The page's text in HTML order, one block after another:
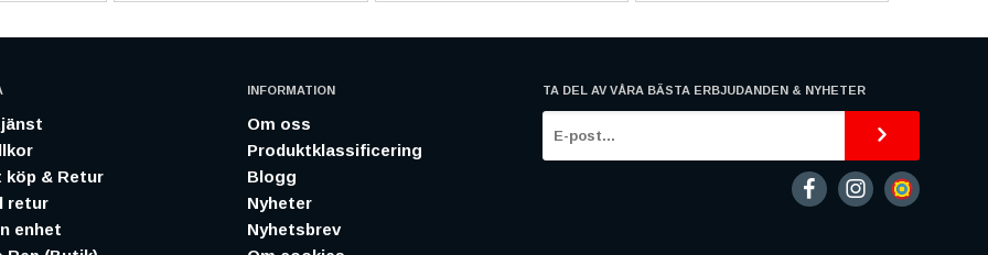
köp & Retur
retur
enhet
INFORMATION
Om oss
Produktklassificering
Blogg
Nyheter
Nyhetsbrev
TA DEL AV VÅRA BÄSTA ERBJUDANDEN & NYHETER